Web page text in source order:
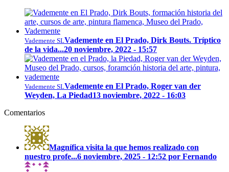
Vademente SLVademente en El Prado, Dirk Bouts. Tríptico
de la vida...20 noviembre, 2022 - 15:57
Vademente SLVademente en El Prado, Roger van der
Weyden, La Piedad13 noviembre, 2022 - 16:03
Comentarios
Magnífica visita la que hemos realizado con
nuestro profe...6 noviembre, 2025 - 12:52 por Fernando